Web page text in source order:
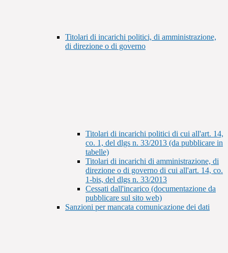
Titolari di incarichi politici, di amministrazione,
di direzione o di governo
Titolari di incarichi politici di cui all'art. 14,
co. 1, del dlgs n. 33/2013 (da pubblicare in
tabelle)
Titolari di incarichi di amministrazione, di
direzione o di governo di cui all'art. 14, co.
1-bis, del dlgs n. 33/2013
Cessati dall'incarico (documentazione da
pubblicare sul sito web)
Sanzioni per mancata comunicazione dei dati